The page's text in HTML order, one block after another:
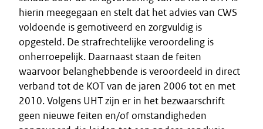
hierin meegegaan en stelt dat het advies van CWS
voldoende is gemotiveerd en zorgvuldig is
opgesteld. De strafrechtelijke veroordeling is
onherroepelijk. Daarnaast staan de feiten
waarvoor belanghebbende is veroordeeld in direct
verband tot de KOT van de jaren 2006 tot en met
2010. Volgens UHT zijn er in het bezwaarschrift
geen nieuwe feiten en/of omstandigheden